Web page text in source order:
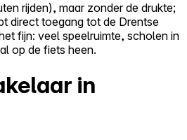
rijden), maar zonder de drukte;
direct toegang tot de Drentse
fijn: veel speelruimte, scholen in
op de fiets heen.
in